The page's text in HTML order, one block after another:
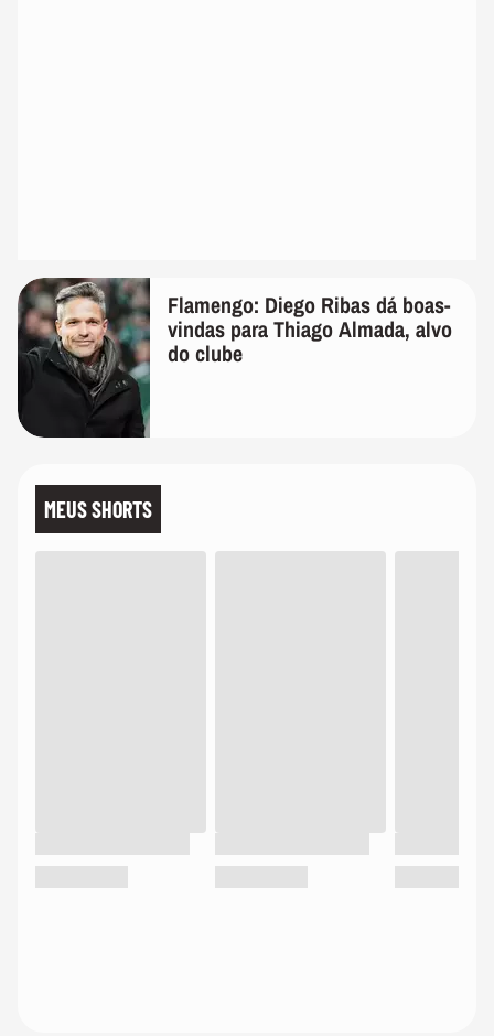
Flamengo: Diego Ribas dá boas-
vindas para Thiago Almada, alvo
do clube
MEUS SHORTS